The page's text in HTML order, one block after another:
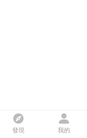
發現 我的